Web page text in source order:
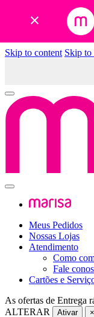
Skip to content Skip to
Meus Pedidos
Nossas Lojas
Atendimento
Como
Fale
Cartões e
As ofertas de Entrega
ALTERAR
Ativar ×